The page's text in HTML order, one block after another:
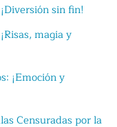
sin fin!
magia y
¡Emoción y
Censuradas por la